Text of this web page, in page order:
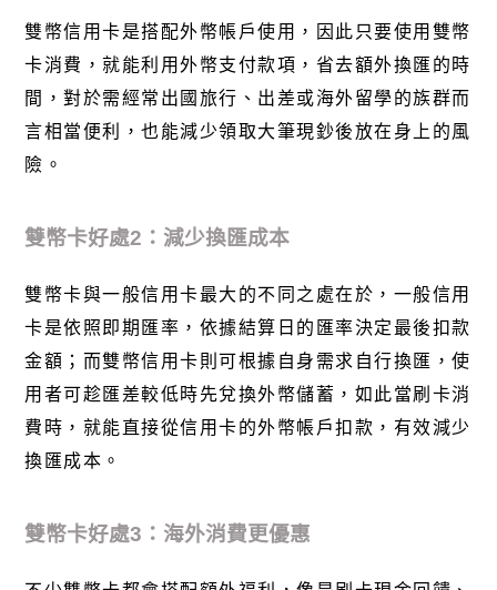
雙幣信用卡是搭配外幣帳戶使用，因此只要使用雙幣
卡消費，就能利用外幣支付款項，省去額外換匯的時
間，對於需經常出國旅行、出差或海外留學的族群而
言相當便利，也能減少領取大筆現鈔後放在身上的風
險。
雙幣卡好處2 ：減少換匯成本
雙幣卡與一般信用卡最大的不同之處在於，一般信用
卡是依照即期 匯率 ，依據結算日的匯率決定最後扣款
金額；而雙幣信用卡則可根據自身需求自行換匯，使
用者可趁匯差較低時先兌換外幣儲蓄，如此當刷卡消
費時，就能直接從信用卡的外幣帳戶扣款，有效減少
換匯成本。
雙幣卡好處3 ：海外消費更優惠